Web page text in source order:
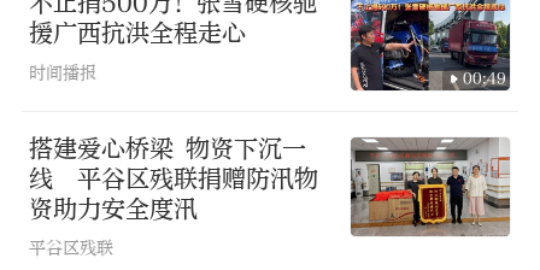
过去，可能来回得两三个小时，但是用我
们的运载无人机，可能三四分钟就能直接
资过去。
援广西抗洪全程走心
时间播报 00:49
搭建爱心桥梁 物资下沉一
线 平谷区残联捐赠防汛物
资助力安全度汛
平谷区残联